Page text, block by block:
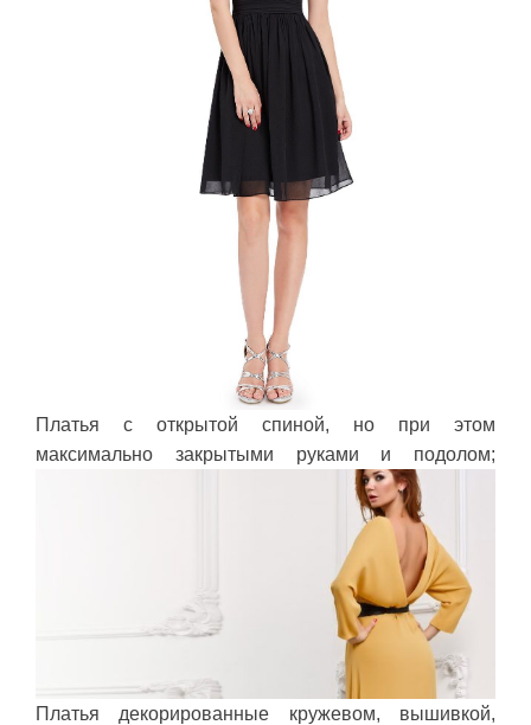
Платья с открытой спиной, но при этом
максимально закрытыми руками и подолом;
Платья декорированные кружевом, вышивкой,